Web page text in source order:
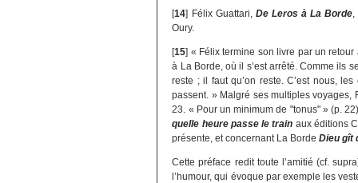
[14] Félix Guattari, De Leros à La Borde
Oury.
[15] « Félix termine son livre par un retour
à La Borde, où il s’est arrêté. Comme ils
reste ; il faut qu’on reste. C’est nous,
passent. » Malgré ses multiples voyages,
23. « Pour un minimum de "tonus" » (p.
quelle heure passe le train aux éditions
présente, et concernant La BordeDieu gît
Cette préface redit toute l’amitié (cf.
l’humour, qui évoque par exemple les